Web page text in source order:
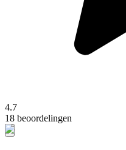
4.7
18 beoordelingen